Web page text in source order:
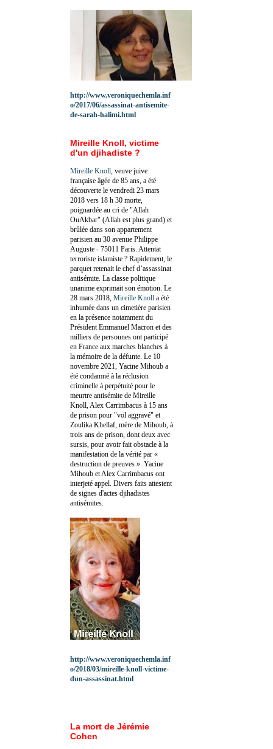
http://www.veroniquechemla.inf
o/2017/06/assassinat-antisemite-
de-sarah-halimi.html
Mireille Knoll, victime
d'un djihadiste ?
Mireille Knoll , veuve juive
française âgée de 85 ans, a été
découverte le vendredi 23 mars
2018 vers 18 h 30 morte,
poignardée au cri de "Allah
OuAkbar" (Allah est plus grand) et
brûlée dans son appartement
parisien au 30 avenue Philippe
Auguste - 75011 Paris. Attentat
terroriste islamiste ? Rapidement, le
parquet retenait le chef d’assassinat
antisémite. La classe politique
unanime exprimait son émotion. Le
28 mars 2018, Mireille Knoll a été
inhumée dans un cimetière parisien
en la présence notamment du
Président Emmanuel Macron et des
milliers de personnes ont participé
en France aux marches blanches à
la mémoire de la défunte. Le 10
novembre 2021, Yacine Mihoub a
été condamné à la réclusion
criminelle à perpétuité pour le
meurtre antisémite de Mireille
Knoll, Alex Carrimbacus à 15 ans
de prison pour "vol aggravé" et
Zoulika Khellaf, mère de Mihoub, à
trois ans de prison, dont deux avec
sursis, pour avoir fait obstacle à la
manifestation de la vérité par «
destruction de preuves ». Yacine
Mihoub et Alex Carrimbacus ont
interjeté appel. Divers faits attestent
de signes d'actes djihadistes
antisémites.
http://www.veroniquechemla.inf
o/2018/03/mireille-knoll-victime-
dun-assassinat.html
La mort de Jérémie
Cohen